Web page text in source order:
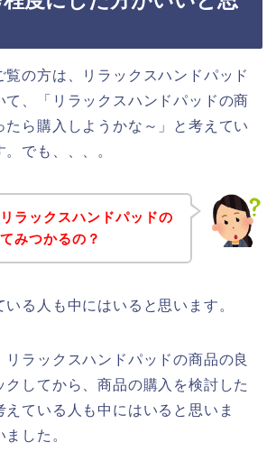
覧の方は、リラックスハンドパッド
て、「リラックスハンドパッドの商
たら購入しようかな～」と考えてい
でも、、、。
ラックスハンドパッドの
みつかるの？
いる人も中にはいると思います。
リラックスハンドパッドの商品の良
クしてから、商品の購入を検討した
えている人も中にはいると思いま
した。